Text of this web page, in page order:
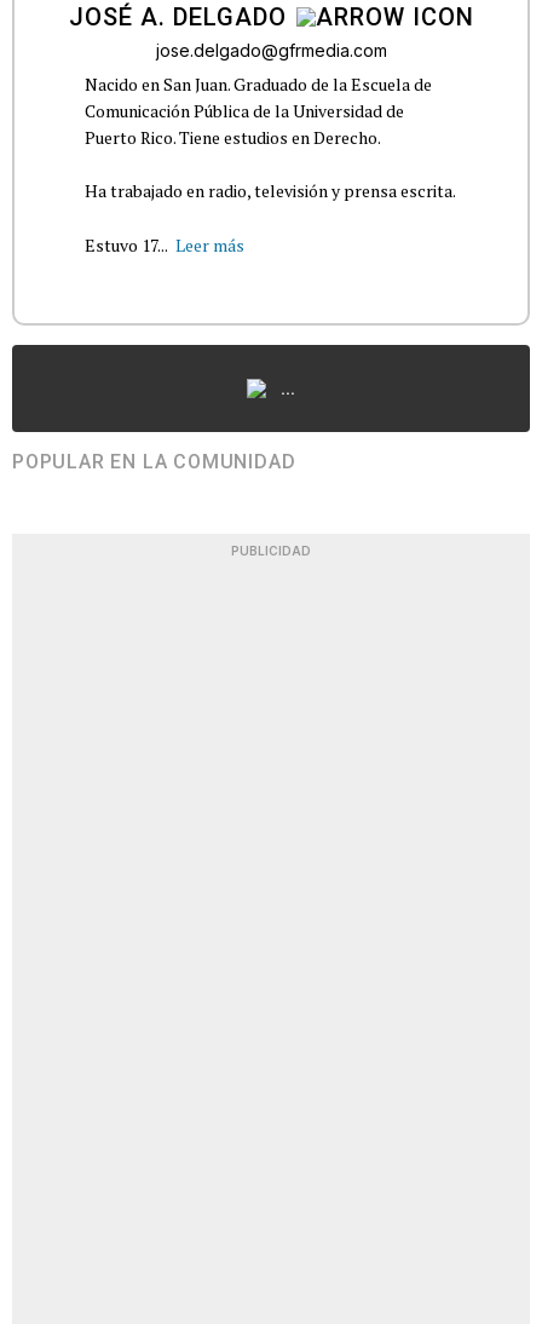
JOSÉ A. DELGADO
jose.delgado@gfrmedia.com
Nacido en San Juan. Graduado de la Escuela de
Comunicación Pública de la Universidad de
Puerto Rico. Tiene estudios en Derecho.
Ha trabajado en radio, televisión y prensa escrita.
Estuvo 17... Leer más
...
POPULAR EN LA COMUNIDAD
PUBLICIDAD